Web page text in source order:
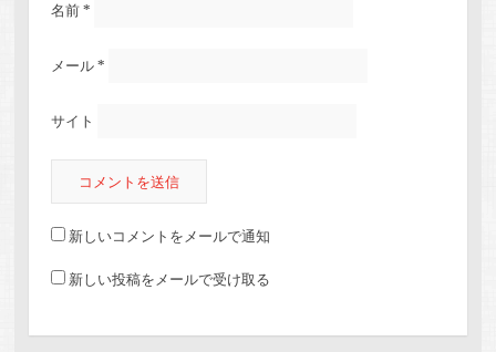
名前 *
メール *
サイト
新しいコメントをメールで通知
新しい投稿をメールで受け取る